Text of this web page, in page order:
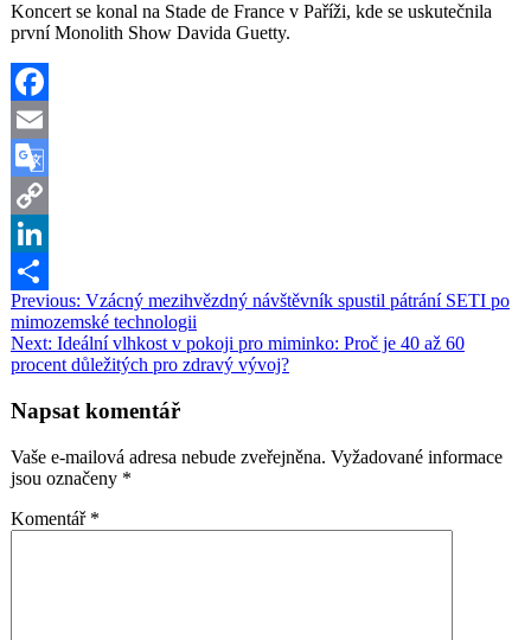
Koncert se konal na Stade de France v Paříži, kde se uskutečnila
první Monolith Show Davida Guetty.
Facebook
Email
Google
Translate
Copy
Link
LinkedIn
Share
Navigace
pro
příspěvek
Previous: Vzácný mezihvězdný návštěvník spustil pátrání SETI po
mimozemské technologii
Next: Ideální vlhkost v pokoji pro miminko: Proč je 40 až 60
procent důležitých pro zdravý vývoj?
Napsat komentář
Vaše e-mailová adresa nebude zveřejněna. Vyžadované informace
jsou označeny *
Komentář *